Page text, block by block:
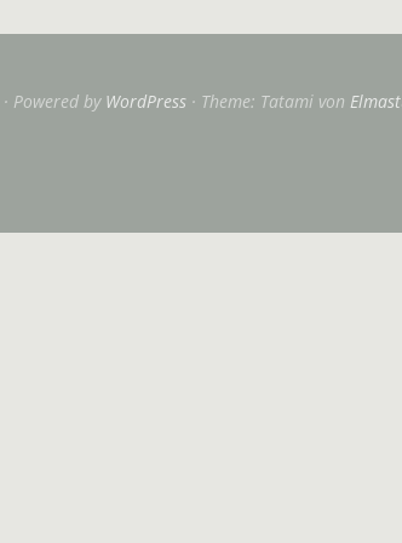
Powered by WordPress Theme: Tatami von